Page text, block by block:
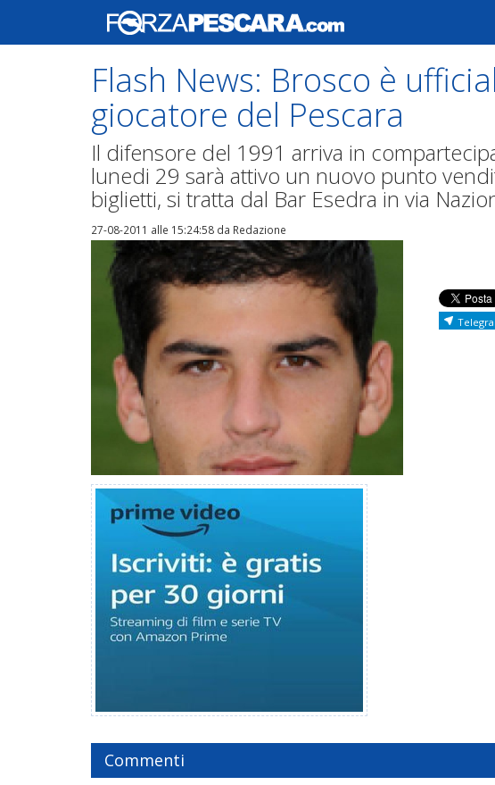
Flash News: Brosco è
giocatore del Pescara
Il difensore del 1991 arriva in
lunedi 29 sarà attivo un nuovo punto
biglietti, si tratta dal Bar Esedra in via
27-08-2011 alle 15:24:58 da Redazione
Commenti